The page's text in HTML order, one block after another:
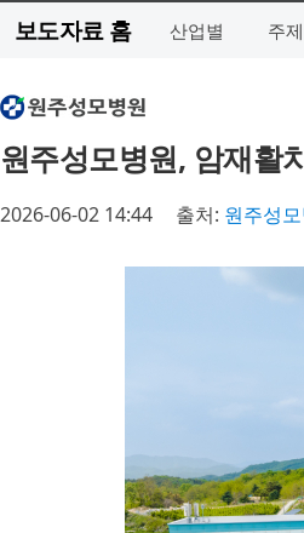
보도자료 홈 산업별 주
원주성모병원, 암재활
2026-06-02 14:44 출처: 원주성